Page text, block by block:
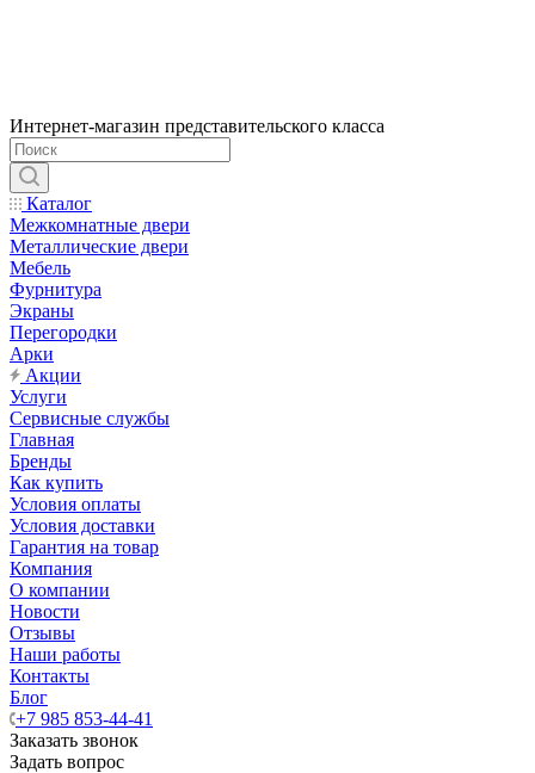
Интернет-магазин представительского класса
Каталог
Межкомнатные двери
Металлические двери
Мебель
Фурнитура
Экраны
Перегородки
Арки
Акции
Услуги
Сервисные службы
Главная
Бренды
Как купить
Условия оплаты
Условия доставки
Гарантия на товар
Компания
О компании
Новости
Отзывы
Наши работы
Контакты
Блог
+7 985 853-44-41
Заказать звонок
Задать вопрос